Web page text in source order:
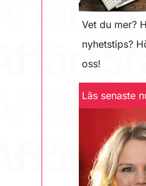
Vet du mer?
nyhetstips?
oss!
Läs senaste